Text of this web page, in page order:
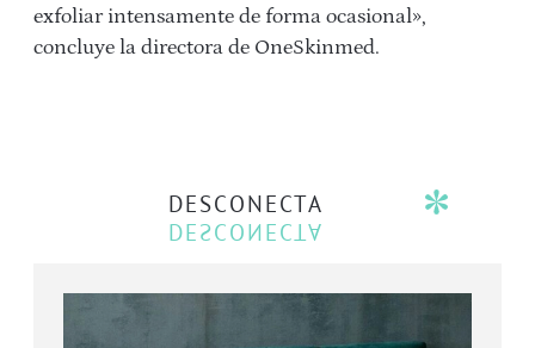
exfoliar intensamente de forma ocasional»,
concluye la directora de OneSkinmed.
DESCONECTA